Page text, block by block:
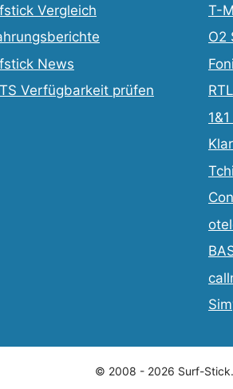
Vergleich
News
Verfügbarkeit prüfen
T-
O2
© 2008 - 2026 Surf-